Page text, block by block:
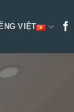
VIỆT